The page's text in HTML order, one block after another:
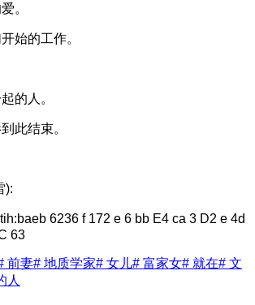
。
始的工作。
的人。
此结束。
):
6236 f 172 e 6 bb E4 ca 3 D2 e 4d
63
前妻# 地质学家# 女儿# 富家女# 就在# 文
人